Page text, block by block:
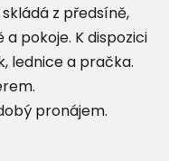
z předsíně,
pokoje. K dispozici
lednice a pračka.
pronájem.